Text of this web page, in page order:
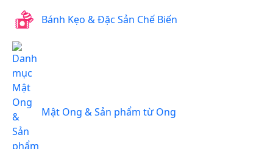
Bánh Kẹo & Đặc Sản Chế Biến
Mật Ong & Sản phẩm từ Ong